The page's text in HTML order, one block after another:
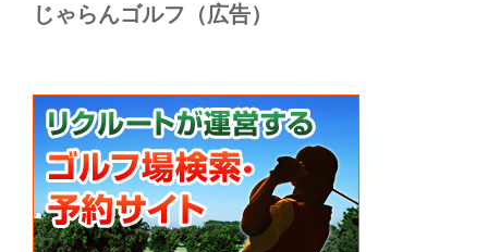
じゃらんゴルフ（広告）